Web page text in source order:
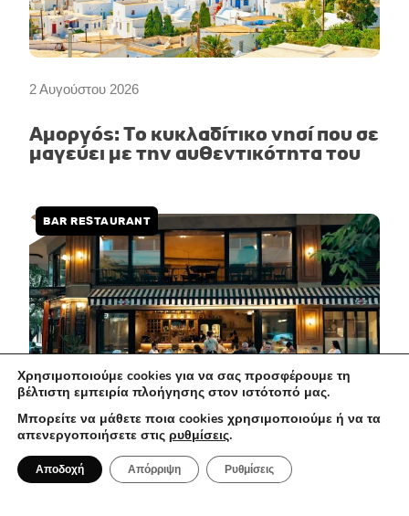
2 Αυγούστου 2026
Αμοργός: Το κυκλαδίτικο νησί που σε
μαγεύει με την αυθεντικότητα του
1 Αυγούστου 2026
BAR RESTAURANT
Χρησιμοποιούμε cookies για να σας προσφέρουμε τη
βέλτιστη εμπειρία πλοήγησης στον ιστότοπό μας.
Μπορείτε να μάθετε ποια cookies χρησιμοποιούμε ή να τα
απενεργοποιήσετε στις ρυθμίσεις.
Αποδοχή Απόρριψη Ρυθμίσεις